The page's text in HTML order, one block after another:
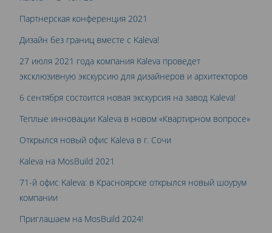
Партнерская конференция 2021
Дизайн без границ вместе с Kaleva!
27 июля 2021 года компания Kaleva проведет
эксклюзивную экскурсию для дизайнеров и архитекторов
6 сентября состоится новая экскурсия на завод Kaleva!
Теплые инновации Kaleva в новом «Квартирном вопросе»
Открылся новый офис Kaleva в г. Сочи
Kaleva на MosBuild 2021
71-й офис Kaleva: в Красноярске открылся новый шоурум
компании
Приглашаем на MosBuild 2024!